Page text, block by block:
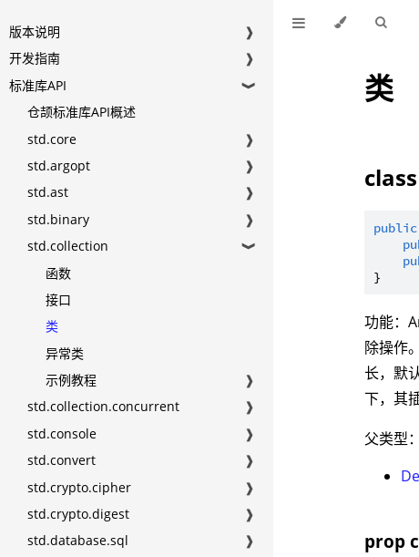
版本说明
❱
开发指南
❱
标准库API
❱
仓颉标准库API概述
std.core
❱
std.argopt
❱
std.ast
❱
std.binary
❱
std.collection
❱
函数
接口
类
异常类
示例教程
❱
std.collection.concurrent
❱
std.console
❱
std.convert
❱
std.crypto.cipher
❱
std.crypto.digest
❱
std.database.sql
❱
类
public
功能：
除操作
长，默
下，其
父类型：
prop